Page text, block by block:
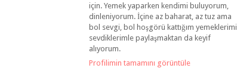
için. Yemek yaparken kendimi buluyorum,
dinleniyorum. İçine az baharat, az tuz ama
bol sevgi, bol hoşgörü kattığım yemeklerimi
sevdiklerimle paylaşmaktan da keyif
alıyorum.
Profilimin tamamını görüntüle